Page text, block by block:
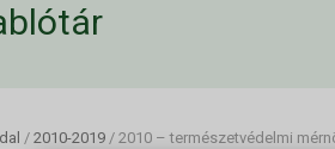
/ 2010-2019 / 2010 – természetvédelmi